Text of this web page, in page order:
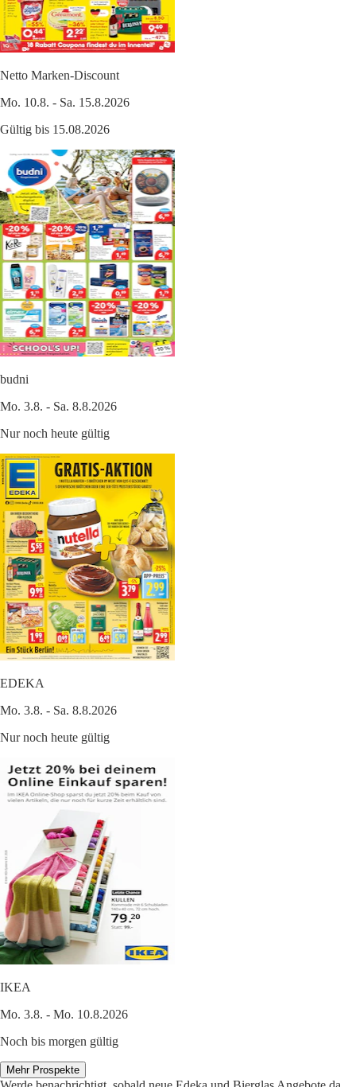
Netto Marken-Discount
Mo. 10.8. - Sa. 15.8.2026
Gültig bis 15.08.2026
budni
Mo. 3.8. - Sa. 8.8.2026
Nur noch heute gültig
EDEKA
Mo. 3.8. - Sa. 8.8.2026
Nur noch heute gültig
IKEA
Mo. 3.8. - Mo. 10.8.2026
Noch bis morgen gültig
Mehr Prospekte